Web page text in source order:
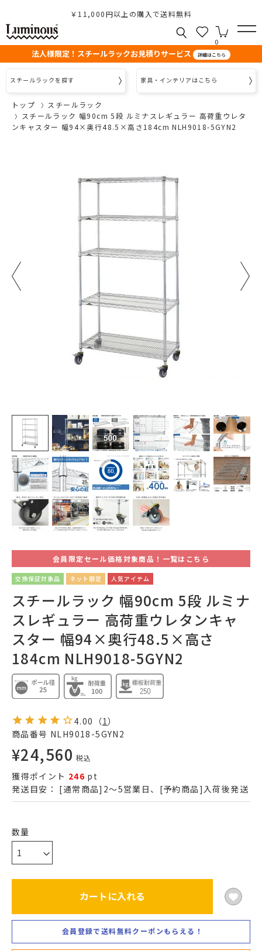
￥11,000円以上の購入で送料無料
0
法人様限定！スチールラックお見積りサービス 詳細はこちら
スチールラックを探す 家具・インテリアはこちら
トップ
スチールラック
スチールラック 幅90cm 5段 ルミナスレギュラー 高荷重ウレタ
ンキャスター 幅94×奥行48.5×高さ184cm NLH9018-5GYN2
会員限定セール価格対象商品！一覧はこちら
交換保証対象品 ネット限定 人気アイテム
スチールラック 幅90cm 5段 ルミナ
スレギュラー 高荷重ウレタンキャ
スター 幅94×奥行48.5×高さ
184cm NLH9018-5GYN2
4.00 （1）
商品番号 NLH9018-5GYN2
¥24,560 税込
獲得ポイント 246 pt
発送目安： [通常商品]2～5営業日、[予約商品]入荷後発送
カートに入れる
会員登録で送料無料クーポンもらえる！